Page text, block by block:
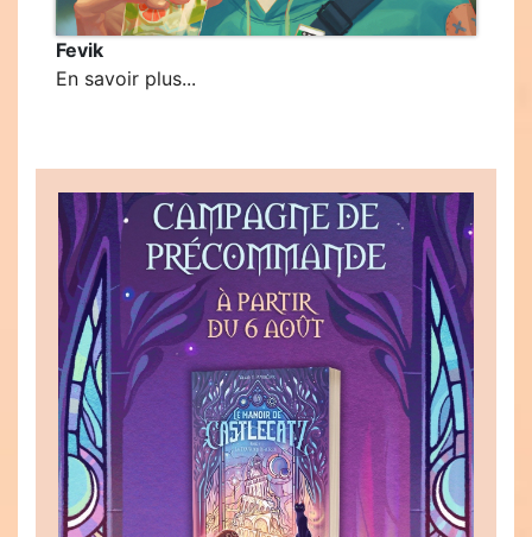
Fevik
En savoir plus...